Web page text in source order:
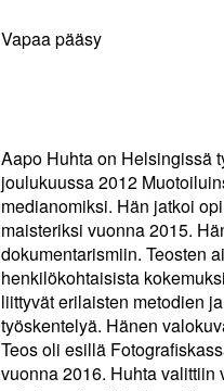
Vapaa pääsy
Aapo Huhta on Helsingissä
joulukuussa 2012
medianomiksi. Hän jatkoi
maisteriksi vuonna 2015.
dokumentarismiin. Teosten
henkilökohtaisista
liittyvät erilaisten metodien
työskentelyä. Hänen
Teos oli esillä
vuonna 2016. Huhta valittiin